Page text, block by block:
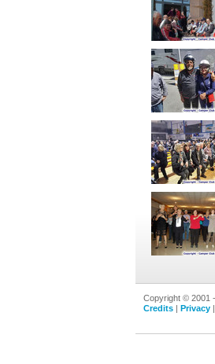
Copyright © 2001
Credits
Privacy